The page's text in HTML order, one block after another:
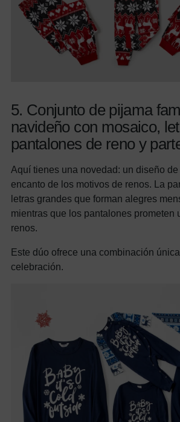
5. Conjunto de pijama
navideño con mosaico,
pantalones de reno y
Aquí tienes una novedad: un diseño
encanto de los motivos de renos. La
letras grandes que forman alegres
mientras que los pantalones prometen
renos.
Este dúo ofrece una combinación
celebración.